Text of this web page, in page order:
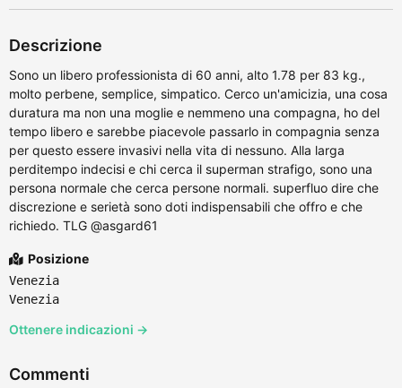
Descrizione
Sono un libero professionista di 60 anni, alto 1.78 per 83 kg.,
molto perbene, semplice, simpatico. Cerco un'amicizia, una cosa
duratura ma non una moglie e nemmeno una compagna, ho del
tempo libero e sarebbe piacevole passarlo in compagnia senza
per questo essere invasivi nella vita di nessuno. Alla larga
perditempo indecisi e chi cerca il superman strafigo, sono una
persona normale che cerca persone normali. superfluo dire che
discrezione e serietà sono doti indispensabili che offro e che
richiedo. TLG @asgard61
Posizione
Venezia
Venezia
Ottenere indicazioni →
Commenti